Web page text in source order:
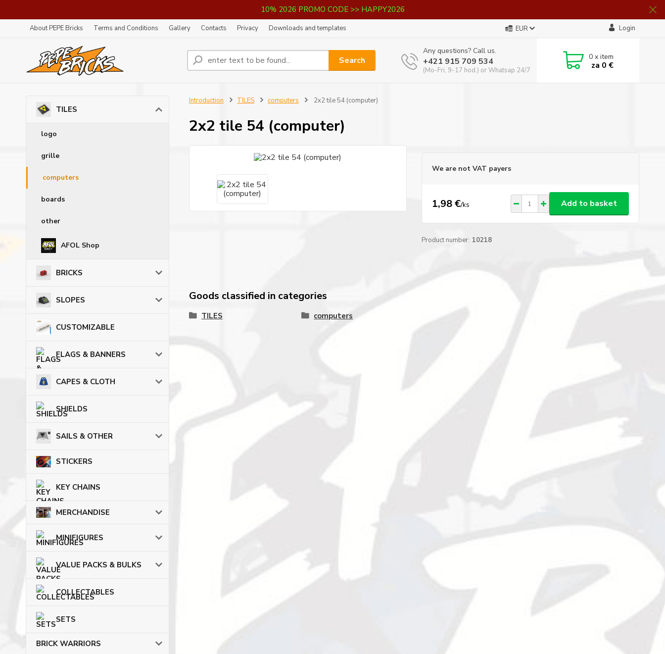
10% 2026 PROMO CODE >> HAPPY2026
About PEPE Bricks Terms and Conditions Gallery Contacts Privacy Downloads and templates EUR Login
Search
Any questions? Call us.
+421 915 709 534
(Mo-Fri, 9-17 hod.) or Whatsap 24/7
0 x item
za 0 €
TILES
logo
grille
computers
boards
other
AFOL Shop
BRICKS
SLOPES
CUSTOMIZABLE
FLAGS & BANNERS
CAPES & CLOTH
SHIELDS
SAILS & OTHER
STICKERS
KEY CHAINS
MERCHANDISE
MINIFIGURES
VALUE PACKS & BULKS
COLLECTABLES
SETS
BRICK WARRIORS
Introduction TILES computers 2x2 tile 54 (computer)
2x2 tile 54 (computer)
We are not VAT payers
1,98 €/ks Add to basket
Product number: 10218
Goods classified in categories
TILES computers